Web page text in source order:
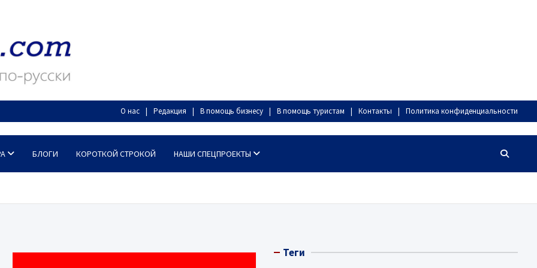
О нас Редакция В помощь бизнесу В помощь туристам Контакты Политика конфиденциальности
БЛОГИ КОРОТКОЙ СТРОКОЙ НАШИ СПЕЦПРОЕКТЫ
Теги